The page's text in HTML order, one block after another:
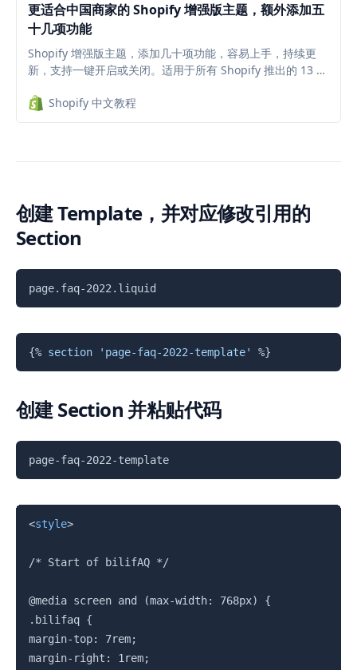
更适合中国商家的 Shopify 增强版主题，额外添加五
十几项功能
Shopify 增强版主题，添加几十项功能，容易上手，持续更
新，支持一键开启或关闭。适用于所有 Shopify 推出的 13 款
Shopify 中文教程
创建 Template，并对应修改引用的
Section
page.faq-2022.liquid
{% section 'page-faq-2022-template' %}
创建 Section 并粘贴代码
page-faq-2022-template
<style>
/* Start of bilifAQ */
@media screen and (max-width: 768px) {
.bilifaq {
margin-top: 7rem;
margin-right: 1rem;